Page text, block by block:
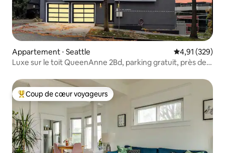
Appartement ⋅ Seattle Évaluation
4,91 (329)
Luxe sur le toit QueenAnne 2Bd, parking gratuit, près de
Coups de cœur voyageurs les plus appréciés
Coup de cœur voyageurs